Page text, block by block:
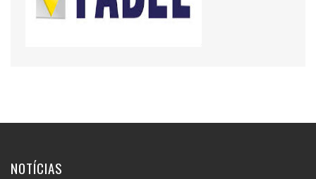
NOTÍCIAS